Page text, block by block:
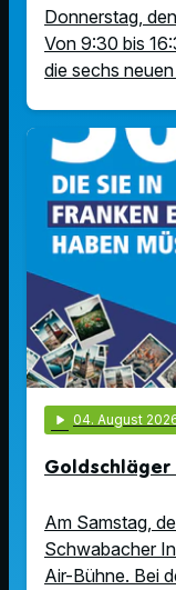
Donnerstag,
Von 9:30 bis
die sechs
play_arrow 04. August
Goldschläger
Am Samstag,
Schwabacher
Air-Bühne. Bei